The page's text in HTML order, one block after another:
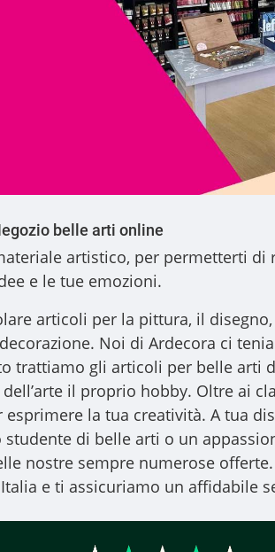
belle arti online
artistico, per permetterti di
e le tue emozioni.
articoli per la pittura, il disegno,
Noi di Ardecora ci
trattiamo gli articoli per belle arti
il proprio hobby. Oltre ai
la tua creatività. A tua
di belle arti o un
nostre sempre numerose
e ti assicuriamo un affidabile